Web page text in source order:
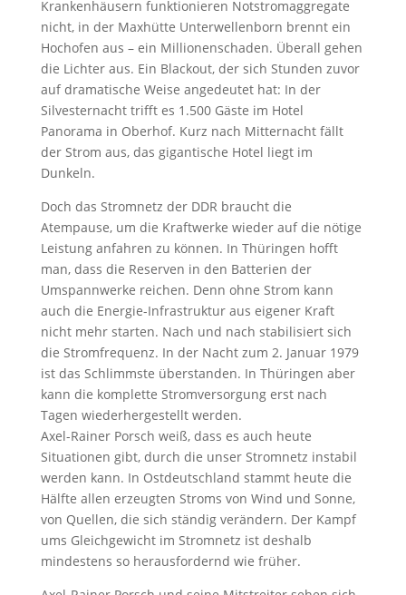
Krankenhäusern funktionieren Notstromaggregate
nicht, in der Maxhütte Unterwellenborn brennt ein
Hochofen aus – ein Millionenschaden. Überall gehen
die Lichter aus. Ein Blackout, der sich Stunden zuvor
auf dramatische Weise angedeutet hat: In der
Silvesternacht trifft es 1.500 Gäste im Hotel
Panorama in Oberhof. Kurz nach Mitternacht fällt
der Strom aus, das gigantische Hotel liegt im
Dunkeln.
Doch das Stromnetz der DDR braucht die
Atempause, um die Kraftwerke wieder auf die nötige
Leistung anfahren zu können. In Thüringen hofft
man, dass die Reserven in den Batterien der
Umspannwerke reichen. Denn ohne Strom kann
auch die Energie-Infrastruktur aus eigener Kraft
nicht mehr starten. Nach und nach stabilisiert sich
die Stromfrequenz. In der Nacht zum 2. Januar 1979
ist das Schlimmste überstanden. In Thüringen aber
kann die komplette Stromversorgung erst nach
Tagen wiederhergestellt werden.
Axel-Rainer Porsch weiß, dass es auch heute
Situationen gibt, durch die unser Stromnetz instabil
werden kann. In Ostdeutschland stammt heute die
Hälfte allen erzeugten Stroms von Wind und Sonne,
von Quellen, die sich ständig verändern. Der Kampf
ums Gleichgewicht im Stromnetz ist deshalb
mindestens so herausfordernd wie früher.